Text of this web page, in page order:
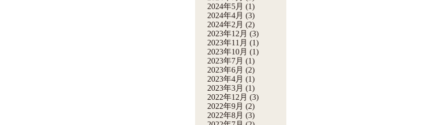
2024年5月 (1)
2024年4月 (3)
2024年2月 (2)
2023年12月 (3)
2023年11月 (1)
2023年10月 (1)
2023年7月 (1)
2023年6月 (2)
2023年4月 (1)
2023年3月 (1)
2022年12月 (3)
2022年9月 (2)
2022年8月 (3)